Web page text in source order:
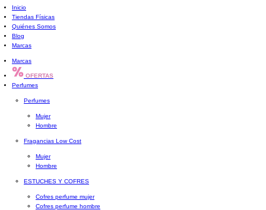
Inicio
Tiendas Físicas
Quiénes Somos
Blog
Marcas
Marcas
OFERTAS
Perfumes
Perfumes
Mujer
Hombre
Fragancias Low Cost
Mujer
Hombre
ESTUCHES Y COFRES
Cofres perfume mujer
Cofres perfume hombre